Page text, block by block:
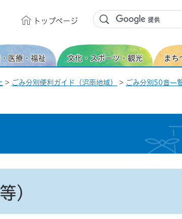
トップページ
医療・福祉 文化・スポーツ・観光 まち
> ごみ分別便利ガイド（沼南地域） > ごみ分別50音一
）